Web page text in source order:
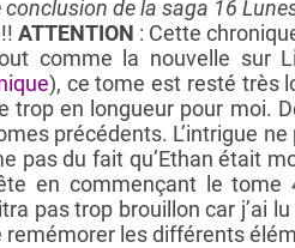
conclusion de la saga 16
ATTENTION : Cette
comme la nouvelle sur
), ce tome est resté très
trop en longueur pour moi.
précédents. L’intrigue
pas du fait qu’Ethan était
en commençant le tome
pas trop brouillon car j’ai
remémorer les différents